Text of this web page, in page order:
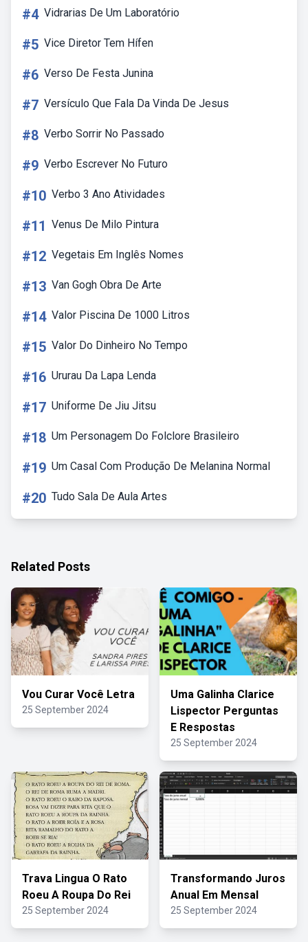
#4 Vidrarias De Um Laboratório
#5 Vice Diretor Tem Hífen
#6 Verso De Festa Junina
#7 Versículo Que Fala Da Vinda De Jesus
#8 Verbo Sorrir No Passado
#9 Verbo Escrever No Futuro
#10 Verbo 3 Ano Atividades
#11 Venus De Milo Pintura
#12 Vegetais Em Inglês Nomes
#13 Van Gogh Obra De Arte
#14 Valor Piscina De 1000 Litros
#15 Valor Do Dinheiro No Tempo
#16 Ururau Da Lapa Lenda
#17 Uniforme De Jiu Jitsu
#18 Um Personagem Do Folclore Brasileiro
#19 Um Casal Com Produção De Melanina Normal
#20 Tudo Sala De Aula Artes
Related Posts
Vou Curar Você Letra
25 September 2024
Uma Galinha Clarice
Lispector Perguntas
E Respostas
25 September 2024
Trava Lingua O Rato
Roeu A Roupa Do Rei
25 September 2024
Transformando Juros
Anual Em Mensal
25 September 2024